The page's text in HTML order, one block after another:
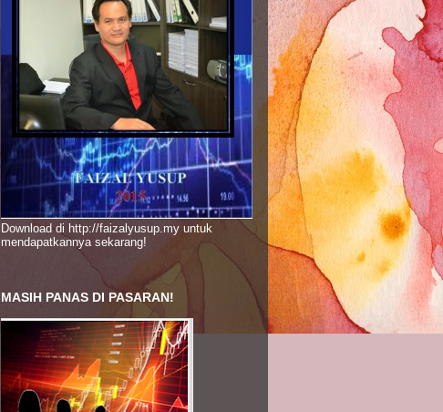
Download di http://faizalyusup.my untuk
mendapatkannya sekarang!
MASIH PANAS DI PASARAN!